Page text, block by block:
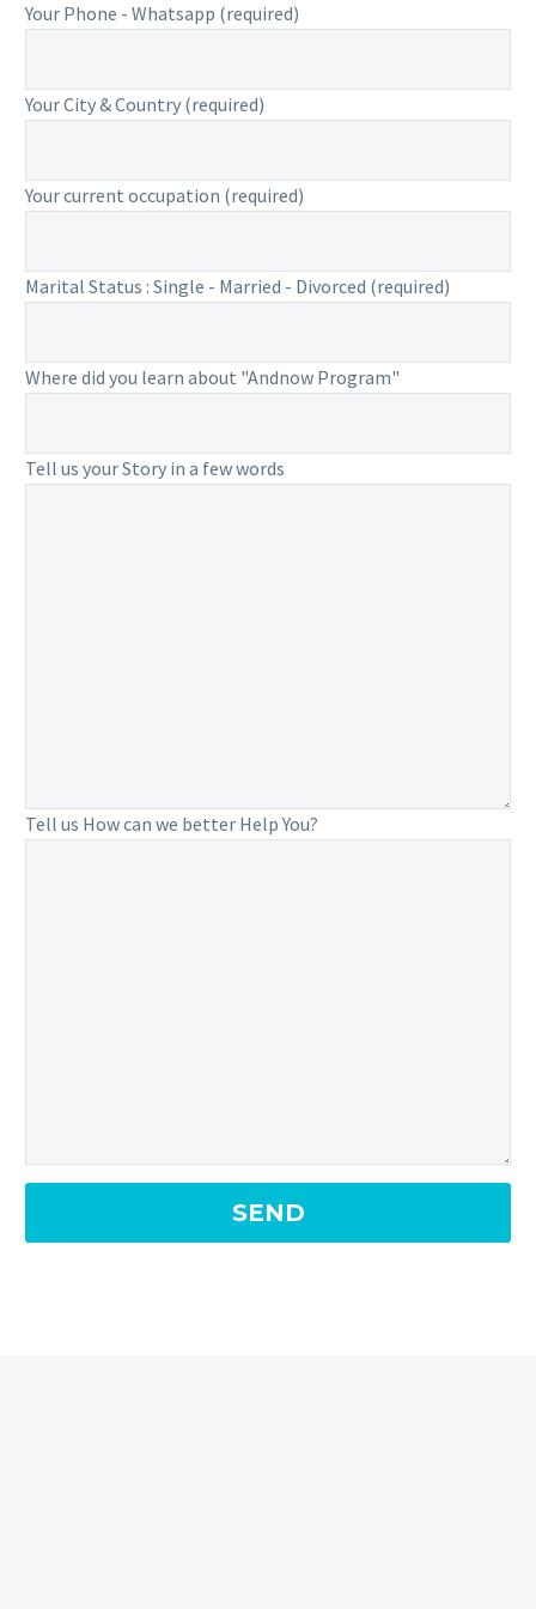
Your Phone - Whatsapp (required)
Your City & Country (required)
Your current occupation (required)
Marital Status : Single - Married - Divorced (required)
Where did you learn about "Andnow Program"
Tell us your Story in a few words
Tell us How can we better Help You?